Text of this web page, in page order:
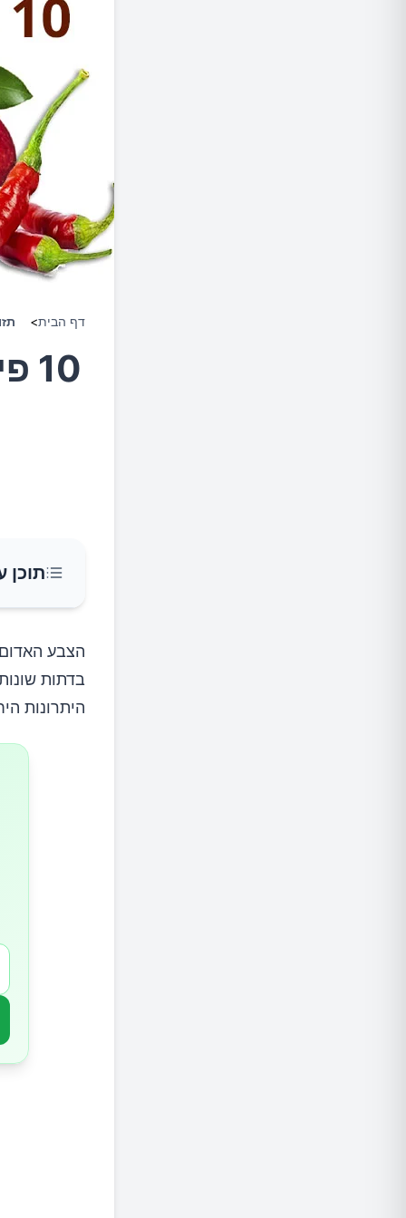
דף הבית>
תוכן
מצעד
1.סלק
איך
איך
הצבע
בדתות
היתרונות